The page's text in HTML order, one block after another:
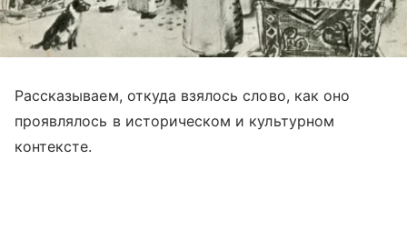
Рассказываем, откуда взялось слово, как оно
проявлялось в историческом и культурном
контексте.